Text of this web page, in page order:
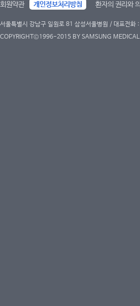
회원약관 개인정보처리방침 환자의 권리와
서울특별시 강남구 일원로 81 삼성서울병원 / 대표
COPYRIGHT©1996-2015 BY SAMSUNG MEDICAL